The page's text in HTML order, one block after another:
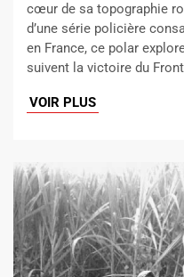
cœur de sa topographie
d’une série policière
en France, ce polar
suivent la victoire du
VOIR PLUS